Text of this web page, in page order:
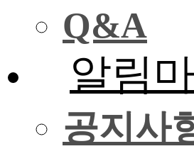
Q&A
알림
공지사